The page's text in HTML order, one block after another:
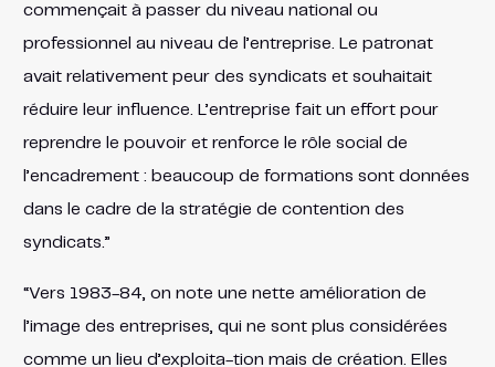
commençait à passer du niveau national ou
professionnel au niveau de l’entreprise. Le patronat
avait relativement peur des syndicats et souhaitait
réduire leur influence. L’entreprise fait un effort pour
reprendre le pouvoir et renforce le rôle social de
l’encadrement : beaucoup de formations sont données
dans le cadre de la stratégie de contention des
syndicats.”
“Vers 1983-84, on note une nette amélioration de
l’image des entreprises, qui ne sont plus considérées
comme un lieu d’exploita-tion mais de création. Elles